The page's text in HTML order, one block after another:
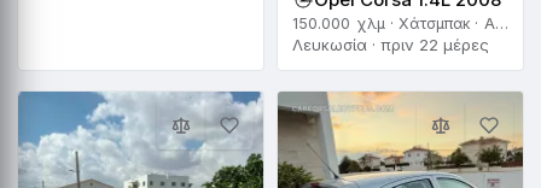
150.000 χλμ · Χάτσμπακ · Αυτόματο
Λευκωσία · πριν 22 μέρες